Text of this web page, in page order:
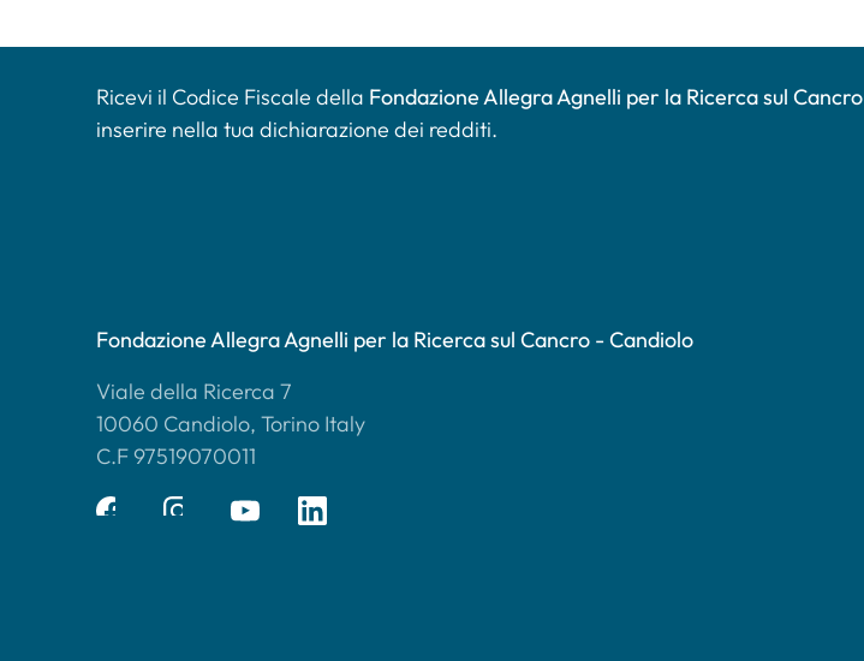
Ricevi il Codice Fiscale della Fondazione Allegra Agnelli per la Ricerca sul Cancro
inserire nella tua dichiarazione dei redditi.
Fondazione Allegra Agnelli per la Ricerca sul Cancro - Candiolo
Viale della Ricerca 7
10060 Candiolo, Torino Italy
C.F 97519070011